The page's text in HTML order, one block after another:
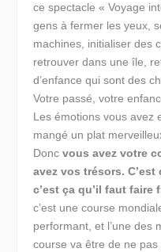
ce spectacle « Voyage
gens à fermer les yeux,
machines, initialiser des
retrouver dans une île,
d’enfance qui sont des
Votre passé, votre
Les émotions vous avez
mangé un plat
Doncvous avez votre
avez vos trésors.
c’est ça qu’il faut faire
c’est une course
performant, et l’une des
course va être de ne